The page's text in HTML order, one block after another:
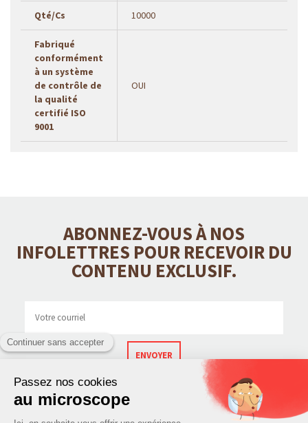
Qté/Cs 10000
Fabriqué
conformément
à un système
de contrôle de
la qualité
certifié ISO
9001
OUI
ABONNEZ-VOUS À NOS
INFOLETTRES POUR RECEVOIR DU
CONTENU EXCLUSIF.
ENVOYER
CONTACT